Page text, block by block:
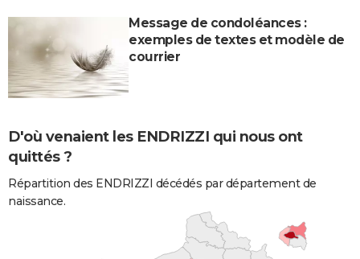
Message de condoléances :
exemples de textes et modèle de
courrier
D'où venaient les ENDRIZZI qui nous ont
quittés ?
Répartition des ENDRIZZI décédés par département de
naissance.